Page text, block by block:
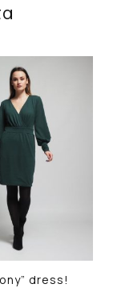
dress!